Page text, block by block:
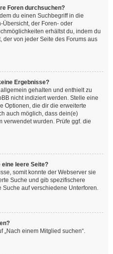
Foren durchsuchen?
du einen Suchbegriff in die
Übersicht, der Foren- oder
erhältst du, indem du
der von jeder Seite des Forums aus
Ergebnisse?
gehalten und enthielt zu
nicht indiziert werden. Stelle eine
Optionen, die dir die erweiterte
auch möglich, dass dein(e)
verwendet wurden. Prüfe ggf. die
leere Seite?
somit konnte der Webserver sie
Suche und gib spezifischere
auf verschiedene Unterforen.
„Nach einem Mitglied suchen“.